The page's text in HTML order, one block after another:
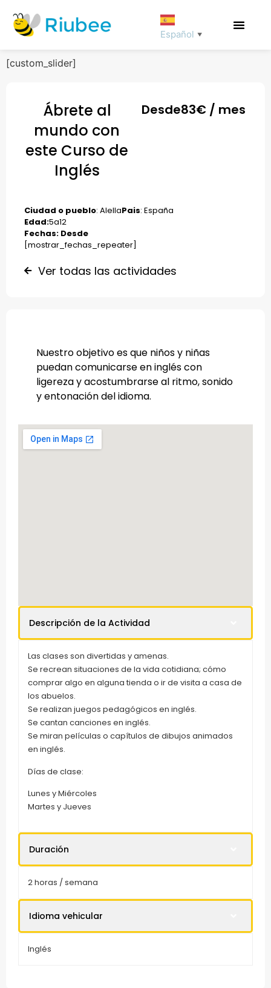
Español ▼
[custom_slider]
Ábrete al
mundo con
este Curso de
Inglés
Desde83€ / mes
Ciudad o pueblo: AlellaPais: España
Edad:5a12
Fechas: Desde
[mostrar_fechas_repeater]
Ver todas las actividades
Nuestro objetivo es que niños y niñas
puedan comunicarse en inglés con
ligereza y acostumbrarse al ritmo, sonido
y entonación del idioma.
Descripción de la Actividad
Las clases son divertidas y amenas.
Se recrean situaciones de la vida cotidiana; cómo
comprar algo en alguna tienda o ir de visita a casa de
los abuelos.
Se realizan juegos pedagógicos en inglés.
Se cantan canciones en inglés.
Se miran películas o capítulos de dibujos animados
en inglés.
Días de clase:
Lunes y Miércoles
Martes y Jueves
Duración
2 horas / semana
Idioma vehicular
Inglés